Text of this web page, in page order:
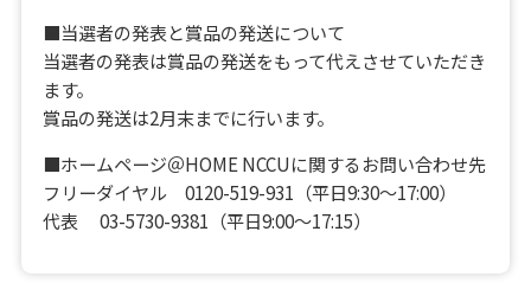
■当選者の発表と賞品の発送について
当選者の発表は賞品の発送をもって代えさせていただき
ます。
賞品の発送は2月末までに行います。
■ホームページ＠HOME NCCUに関するお問い合わせ先
フリーダイヤル 0120-519-931（平日9:30～17:00）
代表 03-5730-9381（平日9:00～17:15）